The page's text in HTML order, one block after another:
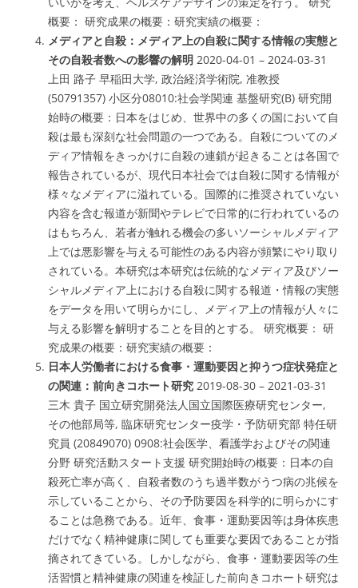
概要： 研究成果の概要：研究実績の概要：
メディアと自殺：メディア上の自殺に関する情報の実態と
その自殺者数への影響の解明 2020-04-01 – 2024-03-31
上田 路子 早稲田大学, 政治経済学術院, 准教授
(50791357) 小区分08010:社会学関連 基盤研究(B) 研究開
始時の概要：日本をはじめ、世界中の多くの国において自
殺は最も深刻な社会問題の一つである。 自殺についてのメ
ディア情報をきっかけに自殺の連鎖が起きることは各国で
報告されているが、現代日本社会では自殺に関する情報が
様々なメディアに溢れている。国際的に推奨されていない
内容を含む報道が新聞やテレビで日常的に行われているの
はもちろん、若者が触れる機会の多いソーシャルメディア
上では悪影響を与える可能性のある内容が頻繁にやり取り
されている。本研究は本研究は伝統的なメディア及びソー
シャルメディア上における自殺に関する報道・情報の実態
をデータを用いて明らかにし、メディア上の情報が人々に
与える影響を解明することを目的とする。 研究概要： 研
究成果の概要：研究実績の概要：
日本人労働者における食事・運動要因と抑うつ症状発症と
の関連：前向きコホート研究 2019-08-30 – 2021-03-31
三木 貴子 国立研究開発法人国立国際医療研究センター,
その他部局等, 臨床研究センター疫学・予防研究部 特任研
究員 (20849070) 0908:社会医学、看護学およびその関連
分野 研究活動スタート支援 研究開始時の概要：日本の自
殺死亡率が高く、自殺者数のうち過半数がうつ病の兆候を
示していることから、その予防要因を科学的に明らかにす
ることは急務である。近年、食事・運動要因等は身体疾患
だけでなく精神健康に関しても重要な要因であることが指
摘されてきている。しかしながら、 食事・運動要因等の生
活習慣と精神健康の関連を検証した前向きコホート研究は